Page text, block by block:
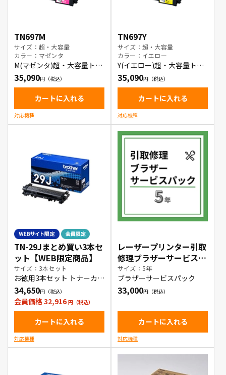
TN697M
サイズ：超・大容量
カラー：マゼンタ
M(マゼンタ)超・大容量トナ
ーカートリッジ
35,090
カートに入れる
対応機種
TN697Y
サイズ：超・大容量
カラー：イエロー
Y(イエロー)超・大容量トナ
ーカートリッジ
35,090
カートに入れる
対応機種
TN-29Jまとめ買い3本セ
ット【WEB限定商品】
サイズ：3本セット
お徳用3本セット トナーカー
トリッジ
34,650
会員価格 32,916
カートに入れる
対応機種
レーザープリンター引取
修理ブラザーサービスパ
ック5年
サイズ：5年
ブラザーサービスパック
33,000
カートに入れる
対応機種